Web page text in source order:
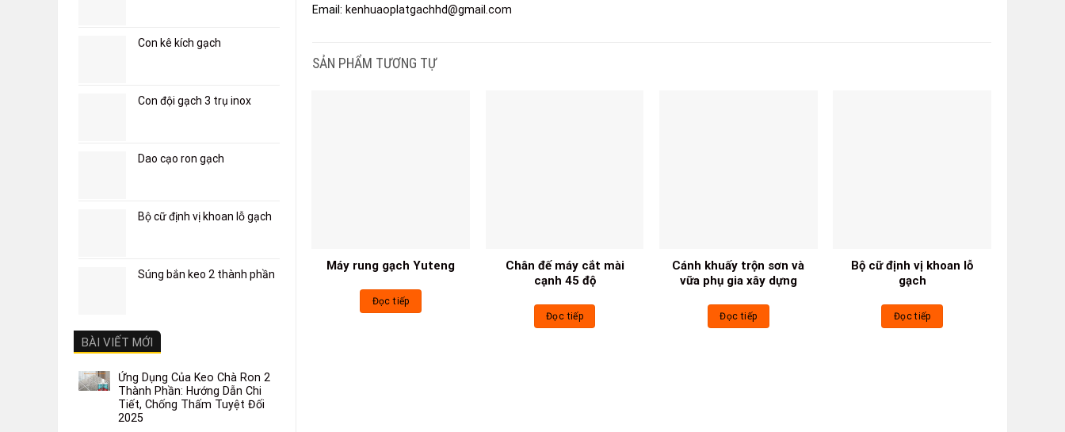
Con kê kích gạch
Con đội gạch 3 trụ inox
Dao cạo ron gạch
Bộ cữ định vị khoan lỗ gạch
Súng bắn keo 2 thành phần
BÀI VIẾT MỚI
Ứng Dụng Của Keo Chà Ron 2
Thành Phần: Hướng Dẫn Chi
Tiết, Chống Thấm Tuyệt Đối
2025
Email: kenhuaoplatgachhd@gmail.com
SẢN PHẨM TƯƠNG TỰ
Máy rung gạch Yuteng
Đọc tiếp
Chân đế máy cắt mài
cạnh 45 độ
Đọc tiếp
Cánh khuấy trộn sơn và
vữa phụ gia xây dựng
Đọc tiếp
Bộ cữ định vị khoan lỗ
gạch
Đọc tiếp